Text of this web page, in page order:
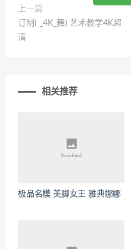
上一篇
订制( _4K_舞) 艺术教学4K超
清
相关推荐
极品名模 美脚女王 雅典娜娜